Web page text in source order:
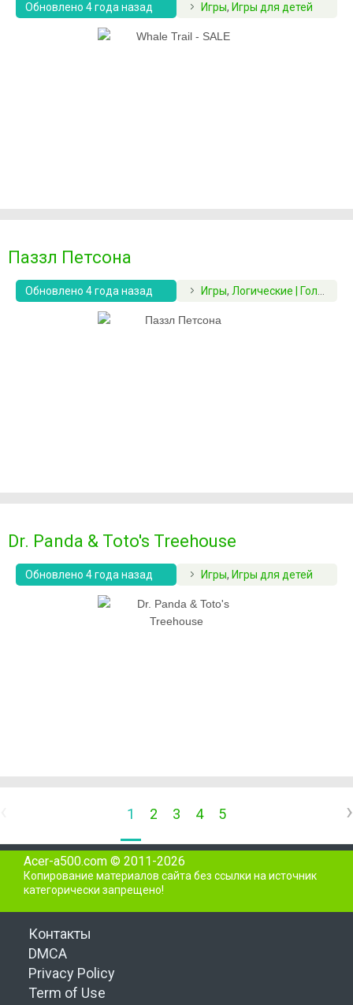
Обновлено 4 года назад Игры, Игры для детей
Паззл Петсона
Обновлено 4 года назад Игры, Логические | Головоломки
Dr. Panda & Toto's Treehouse
Обновлено 4 года назад Игры, Игры для детей
›
1 2 3 4 5
Acer-a500.com © 2011-2026
Копирование материалов сайта без ссылки на источник
категорически запрещено!
Контакты
DMCA
Privacy Policy
Term of Use